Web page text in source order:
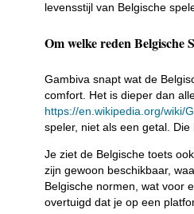
levensstijl van Belgische
Om welke reden Belgische
Gambiva snapt wat de
comfort. Het is dieper dan
https://en.wikipedia.org/wiki/
speler, niet als een getal.
Je ziet de Belgische toets
zijn gewoon beschikbaar,
Belgische normen, wat voor
overtuigd dat je op een